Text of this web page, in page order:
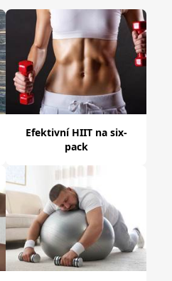
Efektivní HIIT na six-
pack